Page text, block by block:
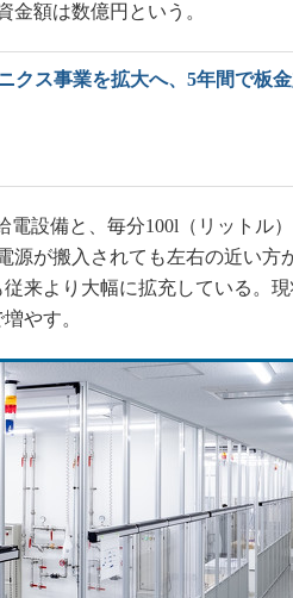
金額は数億円という。
クス事業を拡大へ、5年間で板
設備と、毎分100l（リットル
源が搬入されても左右の近い方
来より大幅に拡充している。
やす。